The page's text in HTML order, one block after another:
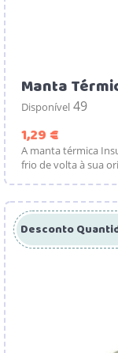
Manta
Disponível 49
1,29 €
A manta térmica
frio de volta à sua
Desconto